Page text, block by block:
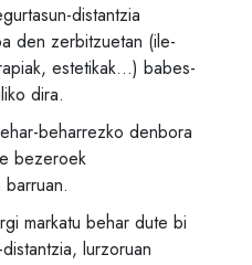
distantzia
den zerbitzuetan (ile-
estetikak…) babes-
dira.
beharrezko denbora
bezeroek
markatu behar dute bi
lurzoruan